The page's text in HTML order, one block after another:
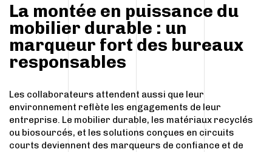
La montée en puissance du
mobilier durable : un
marqueur fort des bureaux
responsables
Les collaborateurs attendent aussi que leur
environnement reflète les engagements de leur
entreprise. Le mobilier durable, les matériaux recyclés
ou biosourcés, et les solutions conçues en circuits
courts deviennent des marqueurs de confiance et de